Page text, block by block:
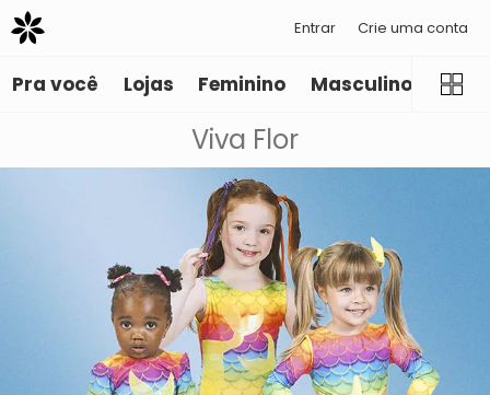
Entrar Crie uma conta
Pra você Lojas Feminino Masculino
Viva Flor